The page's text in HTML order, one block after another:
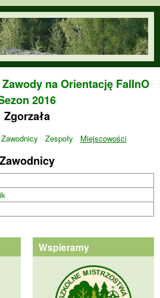
do treści
na Orientację FalInO
2016
Zgorzała
Zawodnicy Zespoły Miejscowości
Zawodnicy
Wspieramy